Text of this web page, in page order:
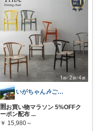
いがちゃん🎶ご購入感謝です🎶
🈹お買い物マラソン 5%OFFク
ーポン配布 ...
￥ 15,980～